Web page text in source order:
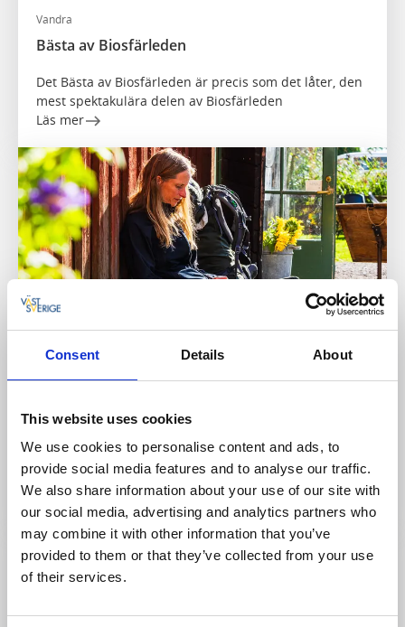
Consent Details About
This website uses cookies
We use cookies to personalise content and ads, to
provide social media features and to analyse our traffic.
We also share information about your use of our site with
our social media, advertising and analytics partners who
may combine it with other information that you’ve
provided to them or that they’ve collected from your use
of their services.
Vandra
Bästa av Biosfärleden
Det Bästa av Biosfärleden är precis som det låter, den
mest spektakulära delen av Biosfärleden
Läs mer
Vandra
boende
Turförslag för dig som vill vandra Kinnekulleleden på
två dagar med boende på B&B/ vandrarhem.
Läs mer